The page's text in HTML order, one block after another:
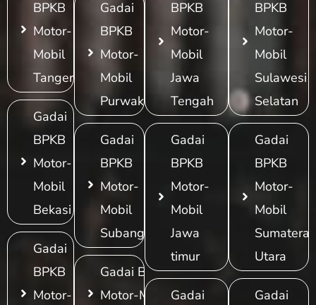
BPKB
Motor-
Mobil
Tangerang
Gadai
BPKB
Motor-
Mobil
Bekasi
Gadai
BPKB
Motor-
Gadai
BPKB
Motor-
Mobil
Purwakarta
Gadai
BPKB
Motor-
Mobil
Subang
Gadai BPKB
Motor-Mobil
BPKB
Motor-
Mobil
Jawa
Tengah
Gadai
BPKB
Motor-
Mobil
Jawa
timur
Gadai
BPKB
Motor-
Mobil
Sulawesi
Selatan
Gadai
BPKB
Motor-
Mobil
Sumatera
Utara
Gadai